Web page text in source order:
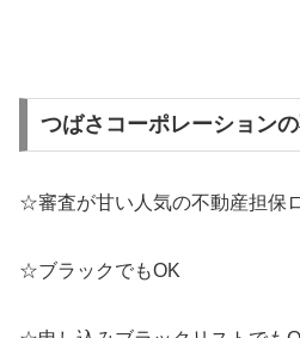
つばさコーポレーション
☆審査が甘い人気の不動産担保
☆ブラックでもOK